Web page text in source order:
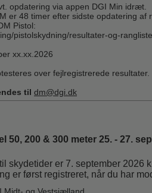
opdatering via appen DGI Min idræt.
er 48 timer efter sidste opdatering af
Pistol:
pistolskydning/resultater-og-
xx.xx.2026
over fejlregistrerede resultater.
til dm@dgi.dk
50, 200 & 300 meter 25. - 27.
skydetider er 7. september
er først registreret, når du har